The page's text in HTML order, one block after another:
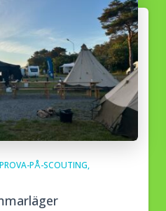
PROVA-PÅ-SCOUTING